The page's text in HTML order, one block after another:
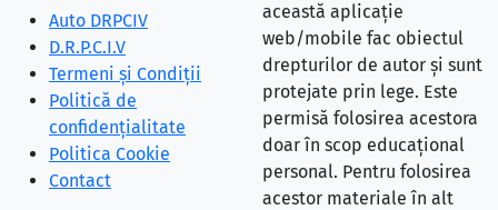
Auto DRPCIV
D.R.P.C.I.V
Termeni și Condiții
Politică de
confidențialitate
Politica Cookie
Contact
această aplicație
web/mobile fac obiectul
drepturilor de autor și sunt
protejate prin lege. Este
permisă folosirea acestora
doar în scop educațional
personal. Pentru folosirea
acestor materiale în alt